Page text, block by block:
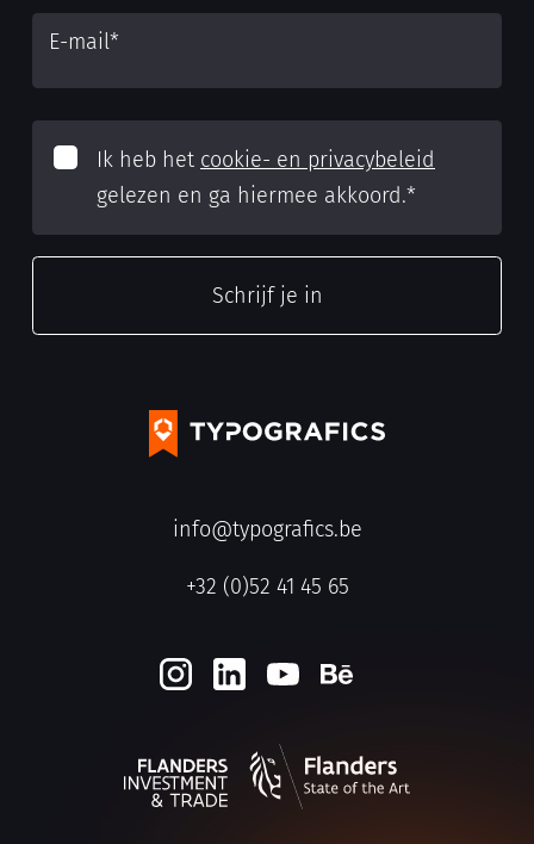
info@typografics.be
+32 (0)52 41 45 65
E-mail*
Ik heb het cookie- en privacybeleid
gelezen en ga hiermee akkoord.*